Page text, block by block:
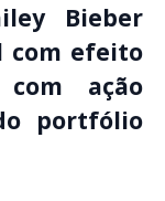
Bieber
com efeito
ação
portfólio